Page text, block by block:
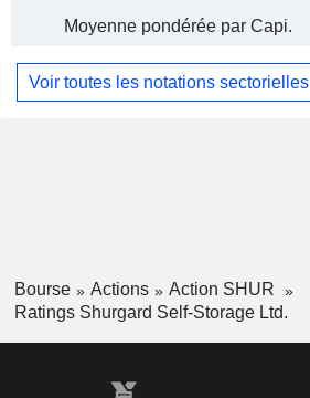
Moyenne pondérée par Capi.
Voir toutes les notations sectorielles
Bourse Actions
Action SHUR
Ratings Shurgard Self-Storage Ltd.